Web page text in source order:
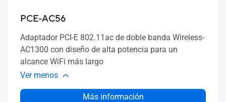
PCE-AC56
Adaptador PCI-E 802.11ac de doble banda Wireless-
AC1300 con diseño de alta potencia para un
alcance WiFi más largo
Ver menos
Más información